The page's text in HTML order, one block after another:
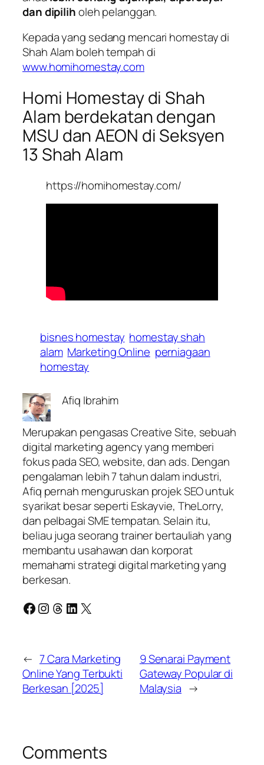
dan dipiliholeh pelanggan.
Kepada yang sedang mencari homestay di
Shah Alam boleh tempah di
www.homihomestay.com
Homi Homestay di Shah
Alam berdekatan dengan
MSU dan AEON di Seksyen
13 Shah Alam
https://homihomestay.com/
bisnes homestay homestay shah
alam Marketing Online perniagaan
homestay
Afiq Ibrahim
Merupakan pengasas Creative Site, sebuah
digital marketing agency yang memberi
fokus pada SEO, website, dan ads. Dengan
pengalaman lebih 7 tahun dalam industri,
Afiq pernah menguruskan projek SEO untuk
syarikat besar seperti Eskayvie, TheLorry,
dan pelbagai SME tempatan. Selain itu,
beliau juga seorang trainer bertauliah yang
membantu usahawan dan korporat
memahami strategi digital marketing yang
berkesan.
Facebook
Instagram
Threads
LinkedIn
X
← 7 Cara Marketing
Online Yang Terbukti
Berkesan [2025]
9 Senarai Payment
Gateway Popular di
Malaysia →
Comments